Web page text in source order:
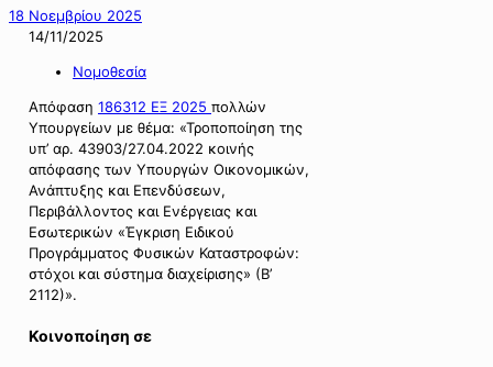
18 Νοεμβρίου 2025
14/11/2025
Νομοθεσία
Απόφαση 186312 ΕΞ 2025 πολλών
Υπουργείων με θέμα: «Τροποποίηση της
υπ’ αρ. 43903/27.04.2022 κοινής
απόφασης των Υπουργών Οικονομικών,
Ανάπτυξης και Επενδύσεων,
Περιβάλλοντος και Ενέργειας και
Εσωτερικών «Έγκριση Ειδικού
Προγράμματος Φυσικών Καταστροφών:
στόχοι και σύστημα διαχείρισης» (Β’
2112)».
Κοινοποίηση σε